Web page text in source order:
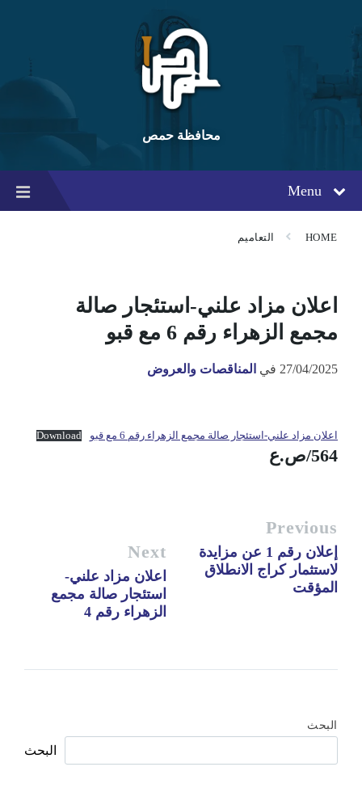
content
main
navigation
footer
محافظة حمص
Menu
HOME التعاميم
اعلان مزاد علني-استئجار صالة
مجمع الزهراء رقم 6 مع قبو
27/04/2025 في المناقصات والعروض
اعلان مزاد علني-استئجار صالة مجمع الزهراء رقم 6 مع قبو Download
564/ص.ع
Previous
إعلان رقم 1 عن مزايدة
لاستثمار كراج الانطلاق
المؤقت
Next
اعلان مزاد علني-
استئجار صالة مجمع
الزهراء رقم 4
البحث
البحث